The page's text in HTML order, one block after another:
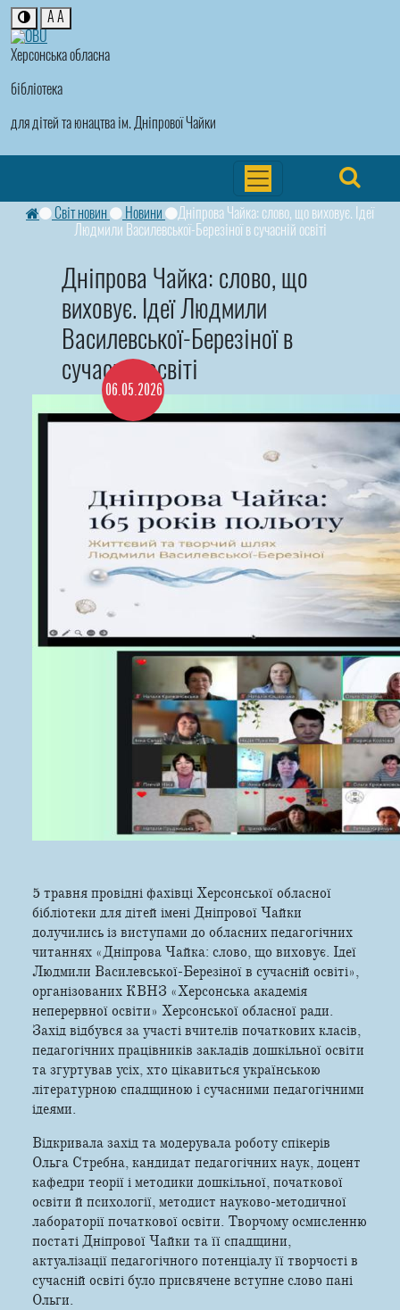
Херсонська обласна
бібліотека
для дітей та юнацтва ім. Дніпрової Чайки
A A
Світ новин Новини
Дніпрова Чайка: слово, що виховує. Ідеї
Людмили Василевської-Березіної в сучасній освіті
Дніпрова Чайка: слово, що
виховує. Ідеї Людмили
Василевської-Березіної в
сучасній освіті
06.05.2026
5 травня провідні фахівці Херсонської обласної
бібліотеки для дітей імені Дніпрової Чайки
долучились із виступами до обласних педагогічних
читаннях «Дніпрова Чайка: слово, що виховує. Ідеї
Людмили Василевської-Березіної в сучасній освіті»,
організованих КВНЗ «Херсонська академія
неперервної освіти» Херсонської обласної ради.
Захід відбувся за участі вчителів початкових класів,
педагогічних працівників закладів дошкільної освіти
та згуртував усіх, хто цікавиться українською
літературною спадщиною і сучасними педагогічними
ідеями.
Відкривала захід та модерувала роботу спікерів
Ольга Стребна, кандидат педагогічних наук, доцент
кафедри теорії і методики дошкільної, початкової
освіти й психології, методист науково-методичної
лабораторії початкової освіти. Творчому осмисленню
постаті Дніпрової Чайки та її спадщини,
актуалізації педагогічного потенціалу її творчості в
сучасній освіті було присвячене вступне слово пані
Ольги.